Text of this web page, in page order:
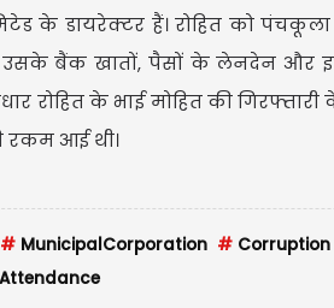
के डायरेक्टर हैं। रोहित को
उसके बैंक खातों, पैसों के लेनदेन और
रोहित के भाई मोहित की
रकम आई थी।
# MunicipalCorporation # Corruption